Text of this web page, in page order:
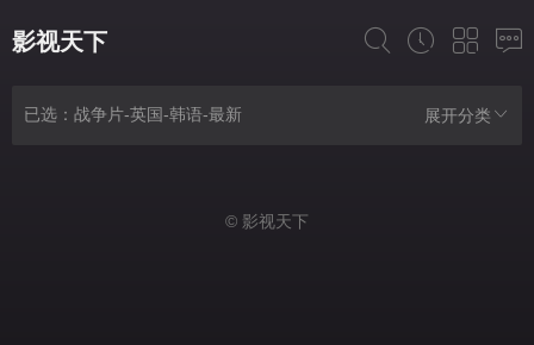
影视天下
展开分类
已选：战争片-英国-韩语-最新
© 影视天下